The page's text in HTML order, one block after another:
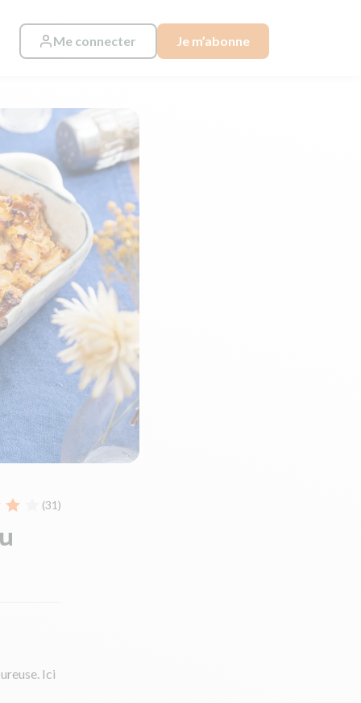
Me connecter Je m’abonne
(31)
Ici